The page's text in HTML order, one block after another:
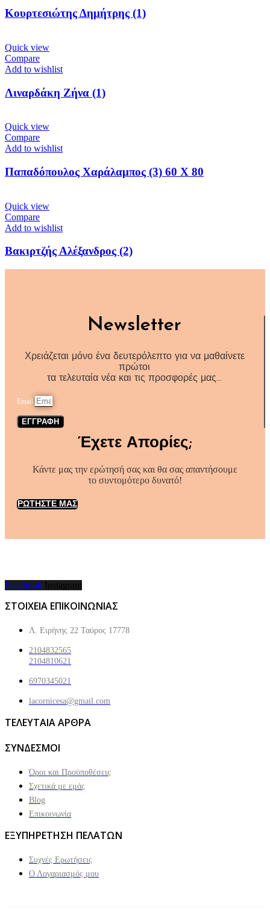
Κουρτεσιώτης Δημήτρης (1)
Quick view
Compare
Add to wishlist
Λιναρδάκη Ζήνα (1)
Quick view
Compare
Add to wishlist
Παπαδόπουλος Χαράλαμπος (3) 60 Χ 80
Quick view
Compare
Add to wishlist
Βακιρτζής Αλέξανδρος (2)
Newsletter
Χρειάζεται μόνο ένα δευτερόλεπτο για να μαθαίνετε
πρώτοι
τα τελευταία νέα και τις προσφορές μας…
Email
ΕΓΓΡΑΦΗ
Έχετε Απορίες;
Κάντε μας την ερώτησή σας και θα σας απαντήσουμε
το συντομότερο δυνατό!
ΡΩΤΗΣΤΕ ΜΑΣ
Facebook Instagram
ΣΤΟΙΧΕΙΑ ΕΠΙΚΟΙΝΩΝΙΑΣ
Λ. Ειρήνης 22 Ταύρος 17778
2104832565
2104810621
6970345021
lacornicesa@gmail.com
ΤΕΛΕΥΤΑΙΑ ΑΡΘΡΑ
ΣΥΝΔΕΣΜΟΙ
Όροι και Προϋποθέσεις
Σχετικά με εμάς
Blog
Επικοινωνία
ΕΞΥΠΗΡΕΤΗΣΗ ΠΕΛΑΤΩΝ
Συχνές Ερωτήσεις
Ο Λογαριασμός μου